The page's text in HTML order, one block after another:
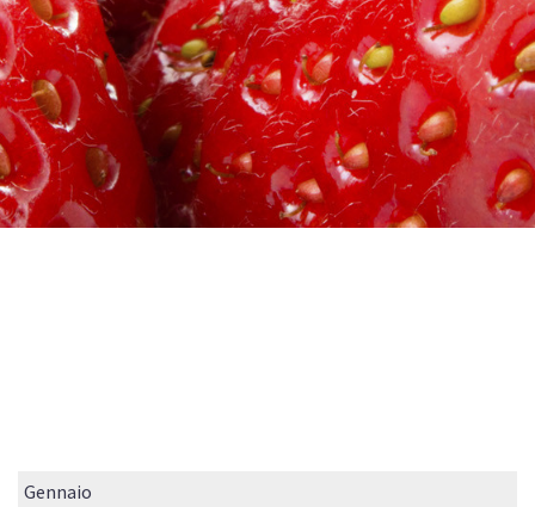
HOME
ABOUT
PRODOTTI
CURA DEL VERDE
GUIDA ALLA COLTIVAZIONE
CALENDARIO
Gennaio